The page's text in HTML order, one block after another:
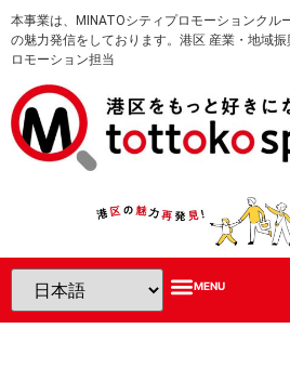
本事業は、MINATOシティプロモーションクル
の魅力発信をしております。港区 産業・地域
ロモーション担当